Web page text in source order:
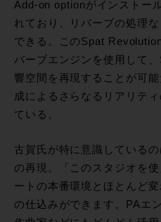
Add-on optionがインストー
れており、リバーブの処理
できる。このSpat
バーブエンジンを使用して
響空間を再現することが可
成によるさらなるリアリテ
ている。
古賀氏が特に意識している
の再現。「このスタジオを
ートの本番環境とほとんど
の仕込みができます。PAエ